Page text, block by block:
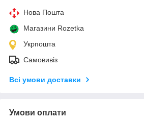
Нова Пошта
Магазини Rozetka
Укрпошта
Самовивіз
Всі умови доставки
Умови оплати